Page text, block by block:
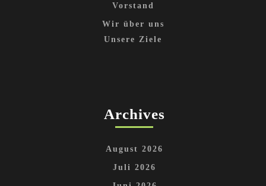
Vorstand
Wir über uns
Unsere Ziele
Archives
August 2026
Juli 2026